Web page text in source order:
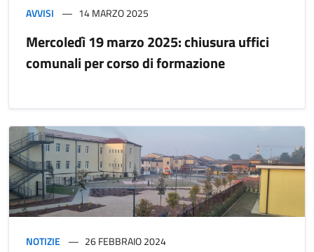
AVVISI 14 MARZO 2025
Mercoledì 19 marzo 2025: chiusura uffici
comunali per corso di formazione
NOTIZIE 26 FEBBRAIO 2024